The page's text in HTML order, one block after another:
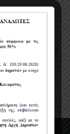
cookies
Δεδομένων